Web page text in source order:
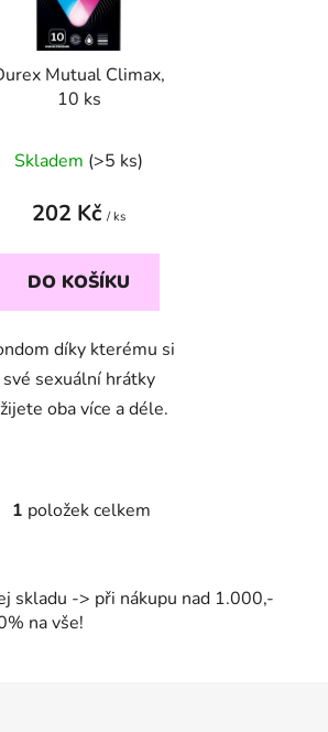
Mutual Climax,
10 ks
Skladem (>5 ks)
202 Kč / ks
DO KOŠÍKU
díky kterému si
své sexuální hrátky
oba více a déle.
O
á
d
1 položek celkem
skladu -> při nákupu nad 1.000,-
na vše!